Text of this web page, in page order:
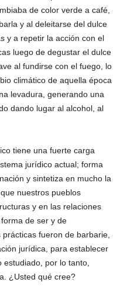
de color verde a café,
y al deleitarse del dulce
y a repetir la acción con el
luego de degustar el dulce
al fundirse con el fuego, lo
climático de aquella época
levadura, generando una
dando lugar al alcohol, al
tiene una fuerte carga
jurídico actual; forma
y sintetiza en mucho la
nuestros pueblos
y en las relaciones
de ser y de
fueron de barbarie,
jurídica, para establecer
por lo tanto,
¿Usted qué cree?